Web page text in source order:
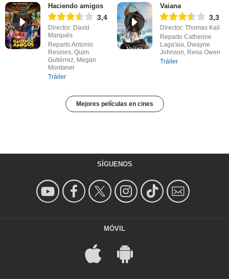
Haciendo amigos
3,4
Director: David
Marqués
Reparto Antonio
Resines, Quim
Gutiérrez, Megan
Montaner
Tráiler
Vaiana
3,3
Director: Thomas Kail
Reparto Catherine
Laga'aia, Dwayne
Johnson, Rena Owen
Tráiler
Mejores películas en cines
SÍGUENOS
MÓVIL